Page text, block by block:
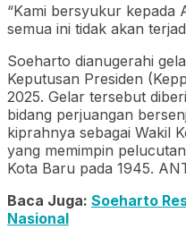
“Kami bersyukur kepada
semua ini tidak akan
Soeharto dianugerahi
Keputusan Presiden
2025. Gelar tersebut
bidang perjuangan
kiprahnya sebagai Wakil
yang memimpin
Kota Baru pada 1945.
Baca Juga: Soeharto
Nasional